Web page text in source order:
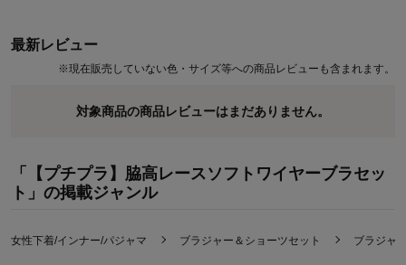
最新レビュー
※現在販売していない色・サイズ等への商品レビューも含まれます。
対象商品の商品レビューはまだありません。
「【プチプラ】脇高レースソフトワイヤーブラセッ
ト」の掲載ジャンル
女性下着/インナー/パジャマ ブラジャー＆ショーツセット ブラジャ